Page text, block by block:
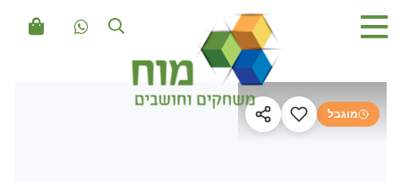
מוגבל